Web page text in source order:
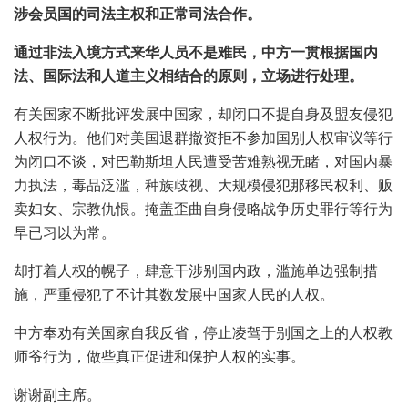
涉会员国的司法主权和正常司法合作。
通过非法入境方式来华人员不是难民，中方一贯根据国内
法、国际法和人道主义相结合的原则，立场进行处理。
有关国家不断批评发展中国家，却闭口不提自身及盟友侵犯
人权行为。他们对美国退群撤资拒不参加国别人权审议等行
为闭口不谈，对巴勒斯坦人民遭受苦难熟视无睹，对国内暴
力执法，毒品泛滥，种族歧视、大规模侵犯那移民权利、贩
卖妇女、宗教仇恨。掩盖歪曲自身侵略战争历史罪行等行为
早已习以为常。
却打着人权的幌子，肆意干涉别国内政，滥施单边强制措
施，严重侵犯了不计其数发展中国家人民的人权。
中方奉劝有关国家自我反省，停止凌驾于别国之上的人权教
师爷行为，做些真正促进和保护人权的实事。
谢谢副主席。